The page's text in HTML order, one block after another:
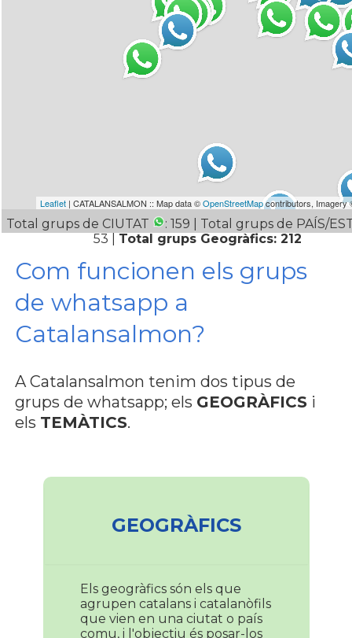
Leaflet | CATALANSALMON :: Map data ©OpenStreetMapcontributors,
Total grups de CIUTAT
: 159 | Total grups de PAÍS/
53 | Total grups Geogràfics: 212
Com funcionen els grups
de whatsapp a
Catalansalmon?
A Catalansalmon tenim dos tipus de
grups de whatsapp; els GEOGRÀFICS i
els TEMÀTICS.
GEOGRÀFICS
Els geogràfics són els que
agrupen catalans i catalanòfils
que vien en una ciutat o país
comu, i l'objectiu és posar-los